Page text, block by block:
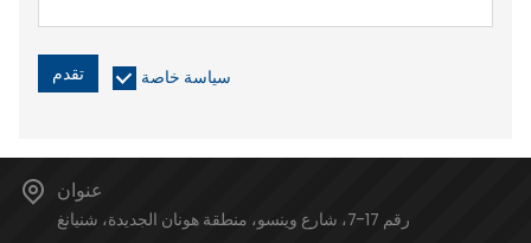
تقدم سياسة خاصة
عنوان
رقم 17-7، شارع وينسو، منطقة هونان الجديدة، شنيانغ